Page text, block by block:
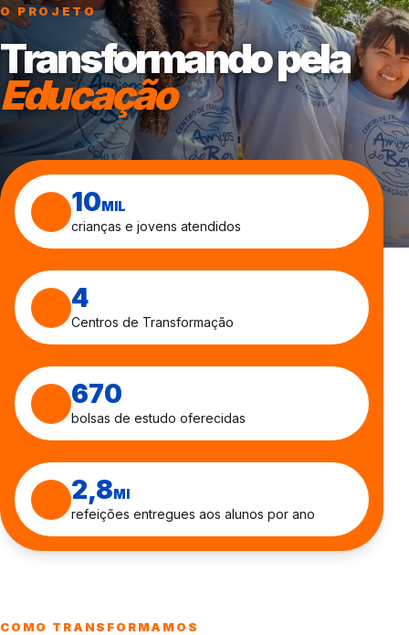
O PROJETO
Transformando pela
Educação
10MIL
crianças e jovens atendidos
4
Centros de Transformação
670
bolsas de estudo oferecidas
2,8MI
refeições entregues aos alunos por ano
COMO TRANSFORMAMOS